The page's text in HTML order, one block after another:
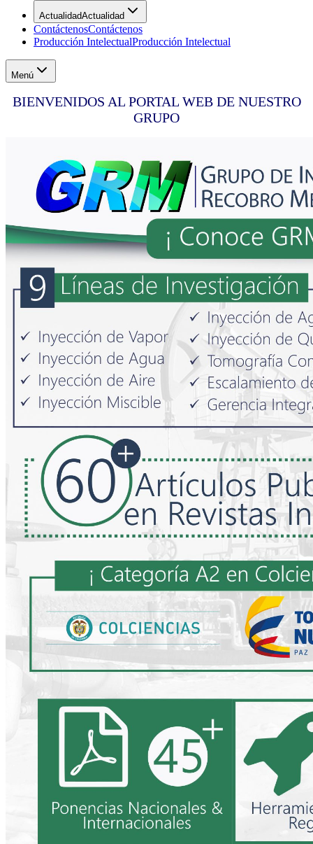
ActualidadActualidad
ContáctenosContáctenos
Producción IntelectualProducción Intelectual
Menú
BIENVENIDOS AL PORTAL WEB DE NUESTRO
GRUPO